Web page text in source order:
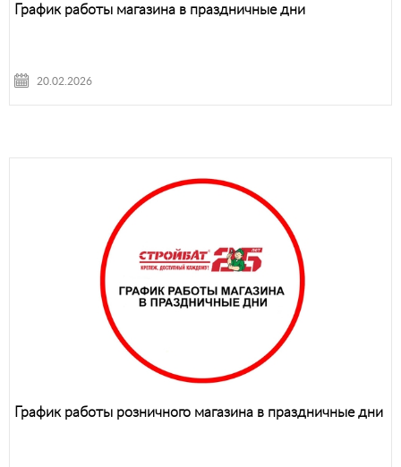
График работы магазина в праздничные дни
20.02.2026
График работы розничного магазина в праздничные дни